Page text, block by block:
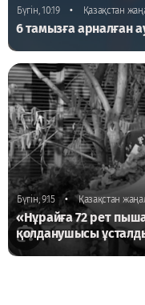
Бүгін, 10:19 • Қазақстан
6 тамызға арналған
Бүгін, 9:15 • Қазақстан
«Нұрайға 72 рет
қолданушысы